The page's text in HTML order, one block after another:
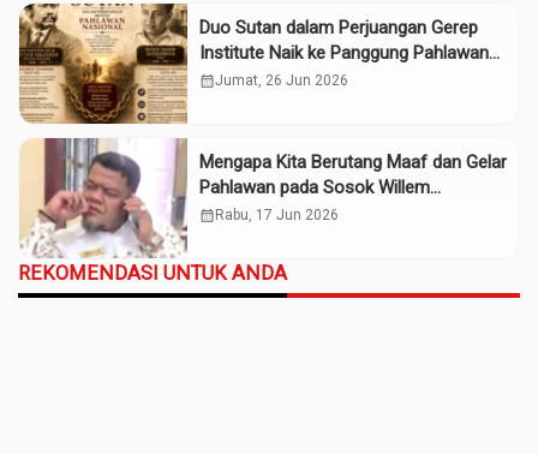
Duo Sutan dalam Perjuangan Gerep
Institute Naik ke Panggung Pahlawan
Nasional
calendar_monthJumat, 26 Jun 2026
Mengapa Kita Berutang Maaf dan Gelar
Pahlawan pada Sosok Willem
Iskander?
calendar_month Rabu, 17 Jun 2026
REKOMENDASI UNTUK ANDA